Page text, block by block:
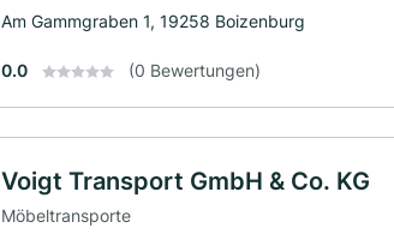
Am Gammgraben 1, 19258 Boizenburg
0.0 (0 Bewertungen)
Voigt Transport GmbH & Co. KG
Möbeltransporte